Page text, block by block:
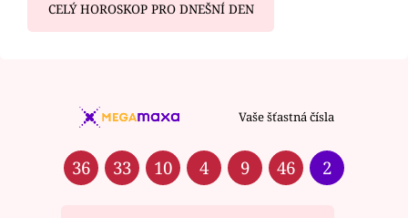
CELÝ HOROSKOP PRO DNEŠNÍ DEN
Vaše šťastná čísla
36 33 10 4 9 46 2